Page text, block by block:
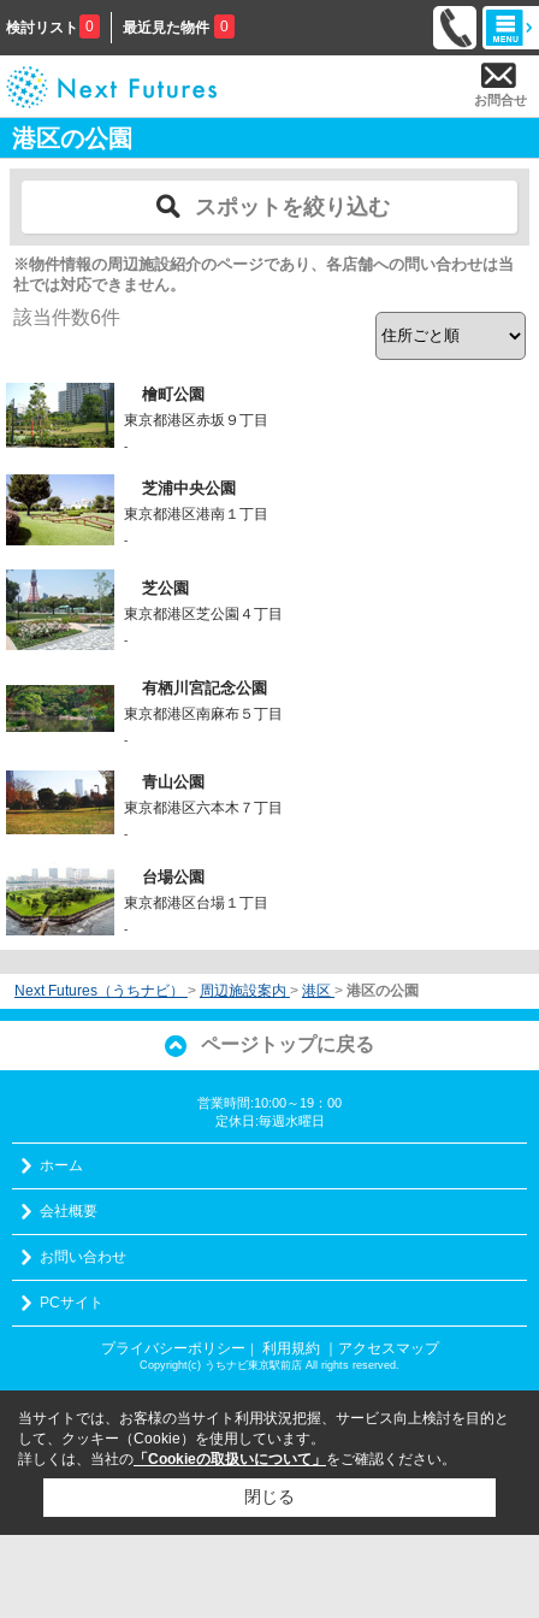
検討リスト 0 最近見た物件 0
お問合せ
港区の公園
スポットを絞り込む
※物件情報の周辺施設紹介のページであり、各店舗への問い合わせは当
社では対応できません。
該当件数6件
檜町公園
東京都港区赤坂９丁目
-
芝浦中央公園
東京都港区港南１丁目
-
芝公園
東京都港区芝公園４丁目
-
有栖川宮記念公園
東京都港区南麻布５丁目
-
青山公園
東京都港区六本木７丁目
-
台場公園
東京都港区台場１丁目
-
Next Futures（うちナビ） > 周辺施設案内 > 港区 > 港区の公園
ページトップに戻る
営業時間:10:00～19：00
定休日:毎週水曜日
ホーム
会社概要
お問い合わせ
PCサイト
プライバシーポリシー ｜ 利用規約 ｜アクセスマップ
Copyright(c) うちナビ東京駅前店 All rights reserved.
当サイトでは、お客様の当サイト利用状況把握、サービス向上検討を目的と
して、クッキー（Cookie）を使用しています。
詳しくは、当社の 「Cookieの取扱いについて」 をご確認ください。
閉じる